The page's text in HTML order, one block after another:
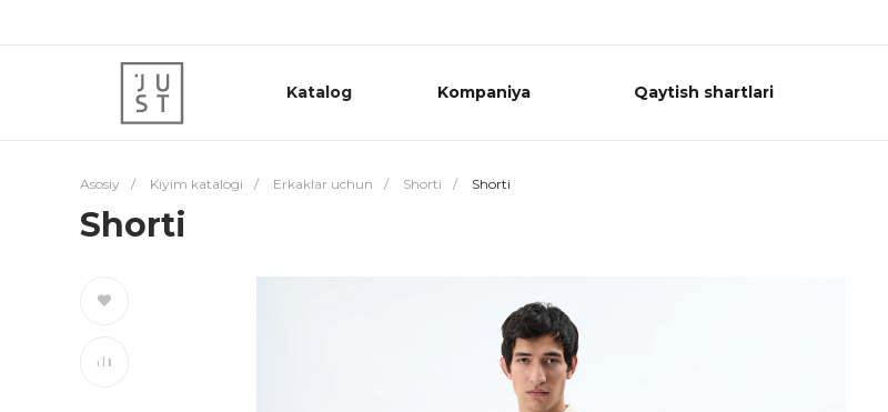
Katalog Kompaniya Qaytish shartlari
Asosiy / Kiyim katalogi / Erkaklar uchun / Shorti / Shorti
Shorti